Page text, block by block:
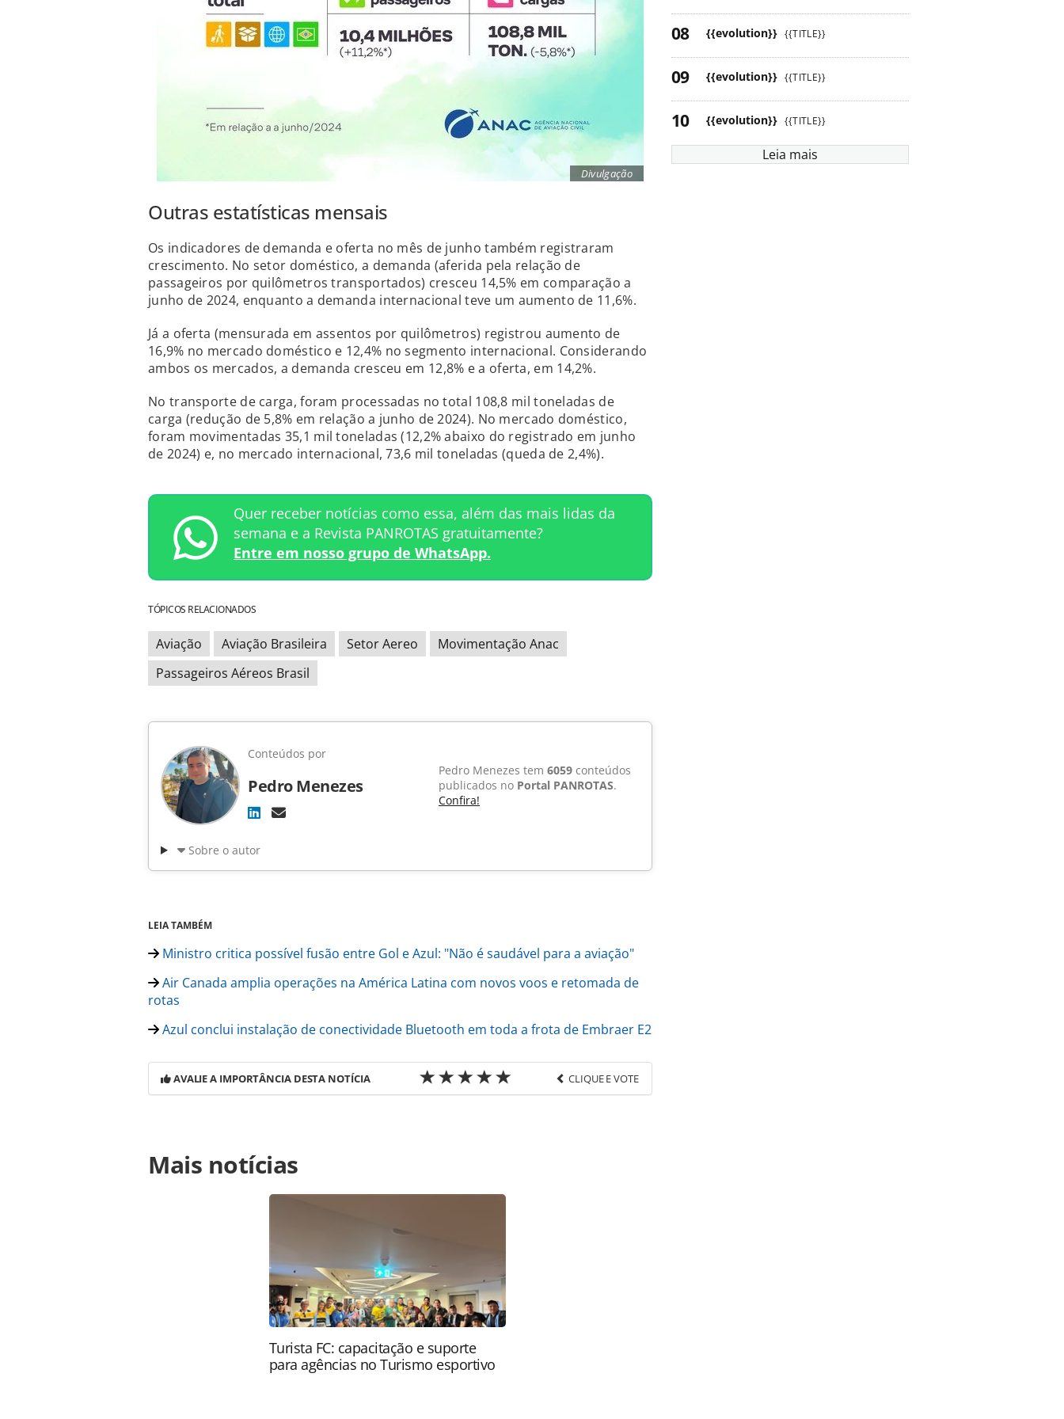
Divulgação
Outras estatísticas mensais
Os indicadores de demanda e oferta no mês de junho também registraram
crescimento. No setor doméstico, a demanda (aferida pela relação de
passageiros por quilômetros transportados) cresceu 14,5% em comparação a
junho de 2024, enquanto a demanda internacional teve um aumento de 11,6%.
Já a oferta (mensurada em assentos por quilômetros) registrou aumento de
16,9% no mercado doméstico e 12,4% no segmento internacional. Considerando
ambos os mercados, a demanda cresceu em 12,8% e a oferta, em 14,2%.
No transporte de carga, foram processadas no total 108,8 mil toneladas de
carga (redução de 5,8% em relação a junho de 2024). No mercado doméstico,
foram movimentadas 35,1 mil toneladas (12,2% abaixo do registrado em junho
de 2024) e, no mercado internacional, 73,6 mil toneladas (queda de 2,4%).
Quer receber notícias como essa, além das mais lidas da
semana e a Revista PANROTAS gratuitamente?
Entre em nosso grupo de WhatsApp.
TÓPICOS RELACIONADOS
Aviação Aviação Brasileira Setor Aereo
Movimentação Anac
Passageiros Aéreos Brasil
Conteúdos por
Pedro Menezes
Pedro Menezes tem 6059 conteúdos
publicados no Portal PANROTAS.
Confira!
Sobre o autor
LEIA TAMBÉM
Ministro critica possível fusão entre Gol e Azul: "Não é saudável para a aviação"
Air Canada amplia operações na América Latina com novos voos e retomada de
rotas
Azul conclui instalação de conectividade Bluetooth em toda a frota de Embraer E2
AVALIE A IMPORTÂNCIA DESTA NOTÍCIA CLIQUE E VOTE
https://www.panrotas.com.br/aviacao/pesquisas-e-estatisticas/2025/07/aviacao-
brasileira-transporta-quase-62-milhoes-de-passageiros-no-1o-semestre_219634.html ou
as ferramentas oferecidas na página. Todo o conteúdo produzido pela PANROTAS
conteúdo sem autorização da PANROTAS Editora (copyright@panrotas.com.br).
Mais notícias
Turista FC: capacitação e suporte
para agências no Turismo esportivo
{{evolution}} {{TITLE}}
{{evolution}} {{TITLE}}
{{evolution}} {{TITLE}}
Leia mais